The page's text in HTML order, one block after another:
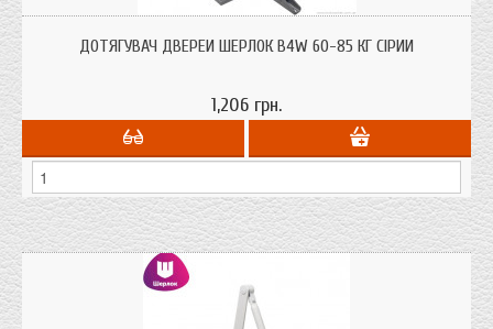
кольору з сертифікатом якості.
ДОТЯГУВАЧ ДВЕРЕЙ ШЕРЛОК B4W 60-85 КГ СІРИЙ
1,206 грн.